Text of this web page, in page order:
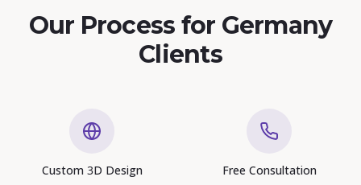
Our Process for Germany
Clients
Free Consultation
Custom 3D Design